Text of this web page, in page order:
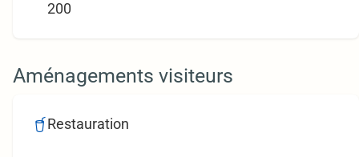
200
Aménagements visiteurs
Restauration